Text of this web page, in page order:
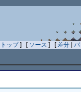
トップ] [ ソース ] [ 差分 |バ